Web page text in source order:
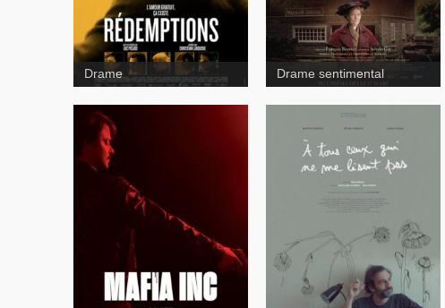
Drame Drame sentimental
À
tous ceux qui ne me lisent
pas